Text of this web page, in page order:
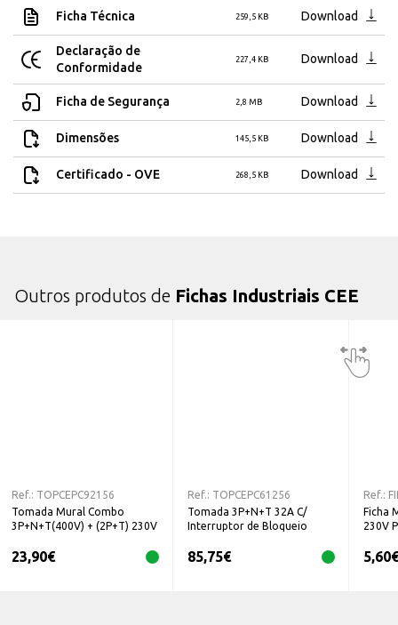
Ficha Técnica 259,5 KB Download
Declaração de
Conformidade
227,4 KB Download
Ficha de Segurança 2,8 MB Download
Dimensões 145,5 KB Download
Certificado - OVE 268,5 KB Download
Outros produtos de Fichas Industriais CEE
Ref.: TOPCEPC92156
Tomada Mural Combo
3P+N+T(400V) + (2P+T) 230V
23,90€
Ref.: TOPCEPC61256
Tomada 3P+N+T 32A C/
Interruptor de Bloqueio
85,75€
Ref.:
Ficha
230V
5,60€